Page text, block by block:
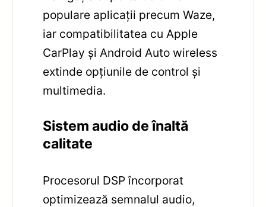
populare aplicații precum Waze,
iar compatibilitatea cu Apple
CarPlay și Android Auto wireless
extinde opțiunile de control și
multimedia.
Sistem audio de înaltă
calitate
Procesorul DSP încorporat
optimizează semnalul audio,